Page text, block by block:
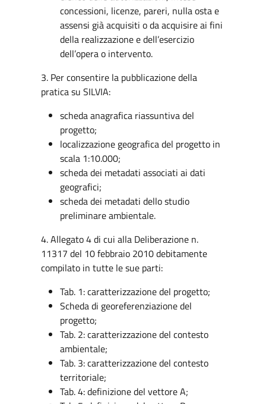
concessioni, licenze, pareri, nulla osta e
assensi già acquisiti o da acquisire ai fini
della realizzazione e dell’esercizio
dell’opera o intervento.
3. Per consentire la pubblicazione della
pratica su SILVIA:
scheda anagrafica riassuntiva del
progetto;
localizzazione geografica del progetto in
scala 1:10.000;
scheda dei metadati associati ai dati
geografici;
scheda dei metadati dello studio
preliminare ambientale.
4. Allegato 4 di cui alla Deliberazione n.
11317 del 10 febbraio 2010 debitamente
compilato in tutte le sue parti:
Tab. 1: caratterizzazione del progetto;
Scheda di georeferenziazione del
progetto;
Tab. 2: caratterizzazione del contesto
ambientale;
Tab. 3: caratterizzazione del contesto
territoriale;
Tab. 4: definizione del vettore A;